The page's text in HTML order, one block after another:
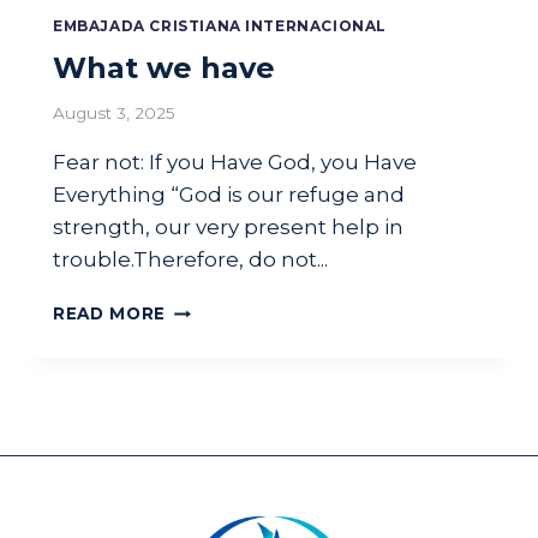
EMBAJADA CRISTIANA INTERNACIONAL
What we have
August 3, 2025
Fear not: If you Have God, you Have
Everything “God is our refuge and
strength, our very present help in
trouble.Therefore, do not...
READ MORE W
H